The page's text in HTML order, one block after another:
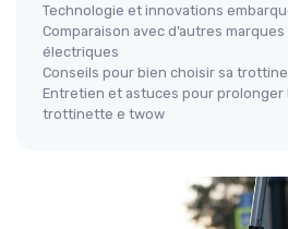
Technologie et innovations
Comparaison avec d’autres
électriques
Conseils pour bien choisir sa
Entretien et astuces pour prolonger
trottinette e twow